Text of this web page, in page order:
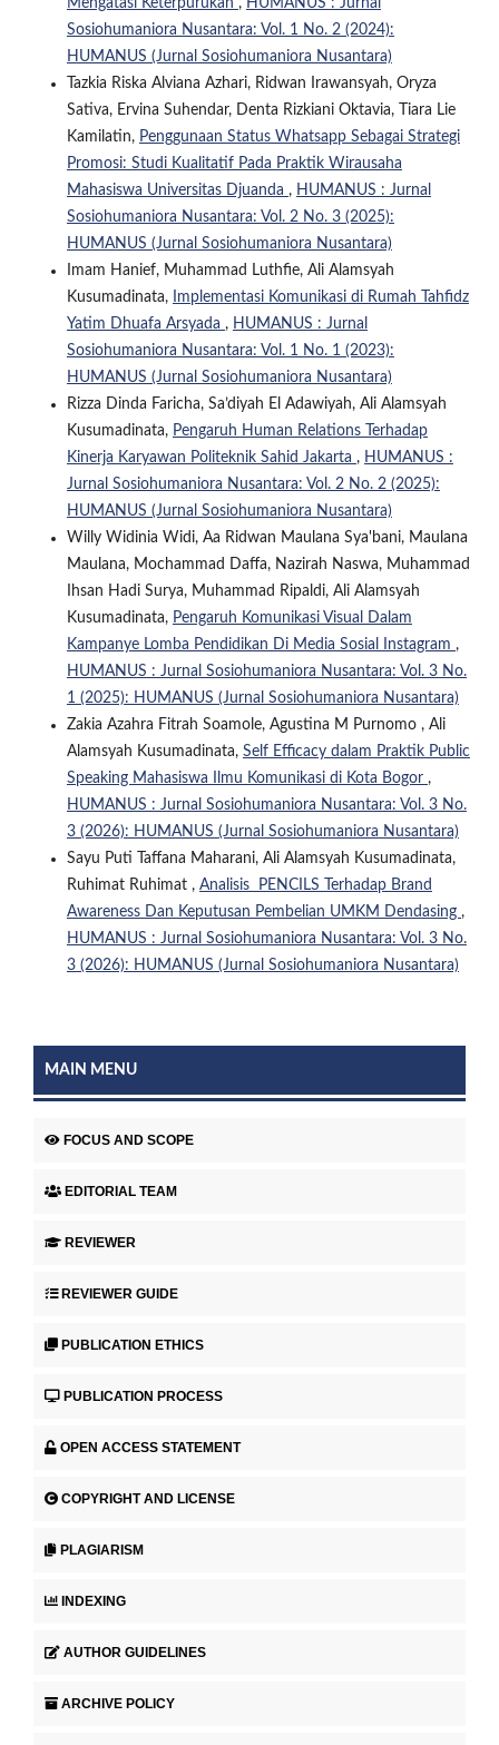
Mengatasi Keterpurukan , HUMANUS : Jurnal
Sosiohumaniora Nusantara: Vol. 1 No. 2 (2024):
HUMANUS (Jurnal Sosiohumaniora Nusantara)
Tazkia Riska Alviana Azhari, Ridwan Irawansyah, Oryza
Sativa, Ervina Suhendar, Denta Rizkiani Oktavia, Tiara Lie
Kamilatin, Penggunaan Status Whatsapp Sebagai Strategi
Promosi: Studi Kualitatif Pada Praktik Wirausaha
Mahasiswa Universitas Djuanda , HUMANUS : Jurnal
Sosiohumaniora Nusantara: Vol. 2 No. 3 (2025):
HUMANUS (Jurnal Sosiohumaniora Nusantara)
Imam Hanief, Muhammad Luthfie, Ali Alamsyah
Kusumadinata,
Implementasi Komunikasi di Rumah Tahfidz
Yatim Dhuafa Arsyada , HUMANUS : Jurnal
Sosiohumaniora Nusantara: Vol. 1 No. 1 (2023):
HUMANUS (Jurnal Sosiohumaniora Nusantara)
Rizza Dinda Faricha, Sa’diyah El Adawiyah, Ali Alamsyah
Kusumadinata, Pengaruh Human Relations Terhadap
Kinerja Karyawan Politeknik Sahid Jakarta , HUMANUS :
Jurnal Sosiohumaniora Nusantara: Vol. 2 No. 2 (2025):
HUMANUS (Jurnal Sosiohumaniora Nusantara)
Willy Widinia Widi, Aa Ridwan Maulana Sya'bani, Maulana
Maulana, Mochammad Daffa, Nazirah Naswa, Muhammad
Ihsan Hadi Surya, Muhammad Ripaldi, Ali Alamsyah
Kusumadinata, Pengaruh Komunikasi Visual Dalam
Kampanye Lomba Pendidikan Di Media Sosial Instagram ,
HUMANUS : Jurnal Sosiohumaniora Nusantara: Vol. 3 No.
1 (2025): HUMANUS (Jurnal Sosiohumaniora Nusantara)
Zakia Azahra Fitrah Soamole, Agustina M Purnomo , Ali
Alamsyah Kusumadinata, Self Efficacy dalam Praktik Public
Speaking Mahasiswa Ilmu Komunikasi di Kota Bogor ,
HUMANUS : Jurnal Sosiohumaniora Nusantara: Vol. 3 No.
3 (2026): HUMANUS (Jurnal Sosiohumaniora Nusantara)
Sayu Puti Taffana Maharani, Ali Alamsyah Kusumadinata,
Ruhimat Ruhimat , Analisis PENCILS Terhadap Brand
Awareness Dan Keputusan Pembelian UMKM Dendasing ,
HUMANUS : Jurnal Sosiohumaniora Nusantara: Vol. 3 No.
3 (2026): HUMANUS (Jurnal Sosiohumaniora Nusantara)
MAIN MENU
FOCUS AND SCOPE
EDITORIAL TEAM
REVIEWER
REVIEWER GUIDE
PUBLICATION ETHICS
PUBLICATION PROCESS
OPEN ACCESS STATEMENT
COPYRIGHT AND LICENSE
PLAGIARISM
INDEXING
AUTHOR GUIDELINES
ARCHIVE POLICY